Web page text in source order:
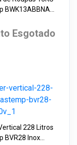
BWK13ABBNA
Advanced e
Esgotado
228 Litros
BVR28 Inox